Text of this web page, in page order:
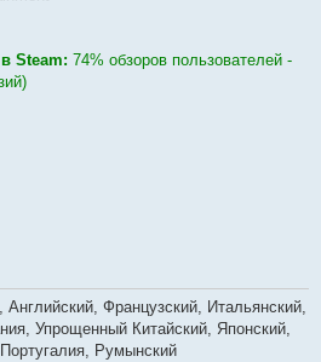
Steam: 74% обзоров пользователей -
Английский, Французский, Итальянский,
Упрощенный Китайский, Японский,
Румынский